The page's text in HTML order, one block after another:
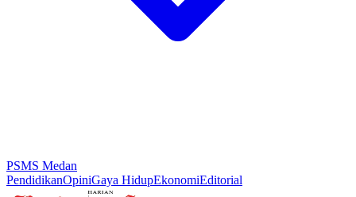
PSMS Medan
PendidikanOpiniGaya HidupEkonomiEditorial